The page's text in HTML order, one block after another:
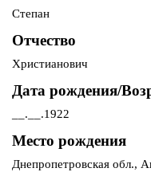
Степан
Отчество
Христианович
Дата рождения/
__.__.1922
Место рождения
Днепропетровская обл.,